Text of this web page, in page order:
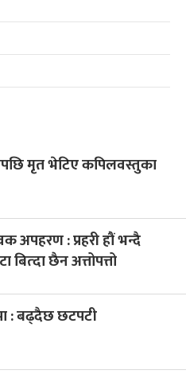
मृत भेटिए कपिलवस्तुका
अपहरण : प्रहरी हौं भन्दै
छैन अत्तोपत्तो
: बढ्दैछ छटपटी